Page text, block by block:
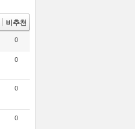
비추천
0
0
0
0